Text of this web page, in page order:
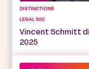
DISTINCTIONS
LEGAL 500
Vincent Schmitt
2025